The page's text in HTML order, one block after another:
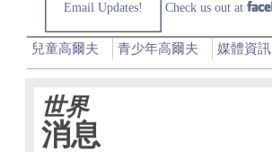
Email Updates! Check us out at
兒童高爾夫 青少年高爾夫 媒體資訊
世界
消息